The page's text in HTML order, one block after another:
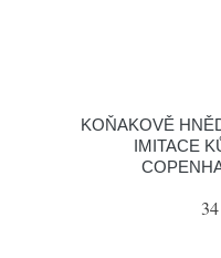
KOŇAKOVĚ
IMITACE